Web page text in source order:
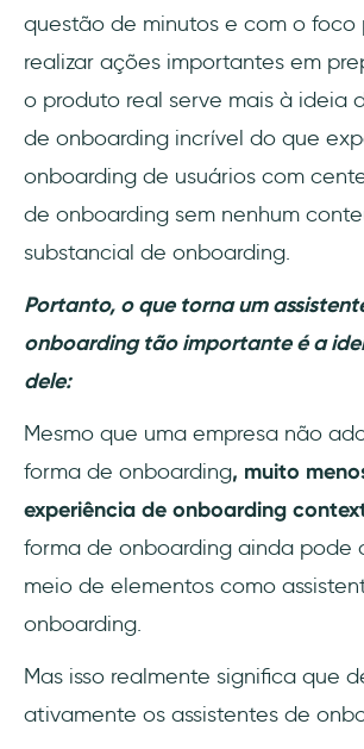
questão de minutos e com o foco
realizar ações importantes em
o produto real serve mais à ideia
de onboarding incrível do que
onboarding de usuários com
de onboarding sem nenhum
substancial de onboarding.
Portanto, o que torna um
onboarding tão importante é a
dele:
Mesmo que uma empresa não
forma de onboarding, muito
experiência de onboarding
forma de onboarding ainda pode
meio de elementos como
onboarding.
Mas isso realmente significa que
ativamente os assistentes de